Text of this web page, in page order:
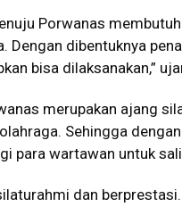
Porwanas
Dengan dibentuknya
bisa dilaksanakan,”
merupakan ajang
Sehingga
para wartawan untuk
dan